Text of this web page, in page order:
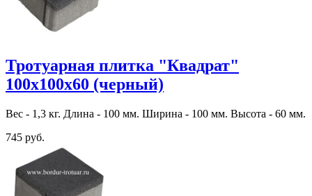
Тротуарная плитка "Квадрат"
100х100х60 (черный)
Вес - 1,3 кг. Длина - 100 мм. Ширина - 100 мм. Высота - 60 мм.
745 руб.